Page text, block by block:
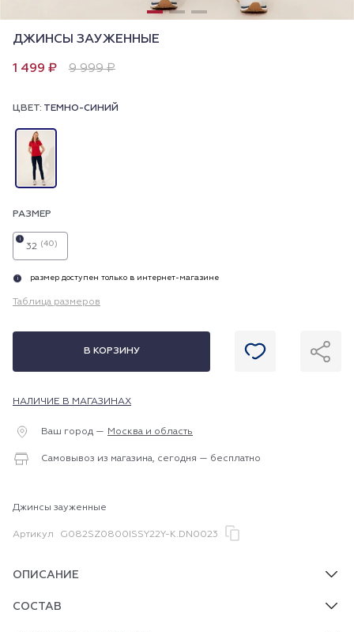
ДЖИНСЫ ЗАУЖЕННЫЕ
1 499 ₽ 9 999 ₽
ЦВЕТ: ТЕМНО-СИНИЙ
РАЗМЕР
32 (40)
i
i размер доступен только в интернет-магазине
Таблица размеров
В КОРЗИНУ
НАЛИЧИЕ В МАГАЗИНАХ
Ваш город — Москва и область
Самовывоз из магазина, сегодня — бесплатно
Джинсы зауженные
Артикул G082SZ0800ISSY22Y-K.DN0023
ОПИСАНИЕ
СОСТАВ